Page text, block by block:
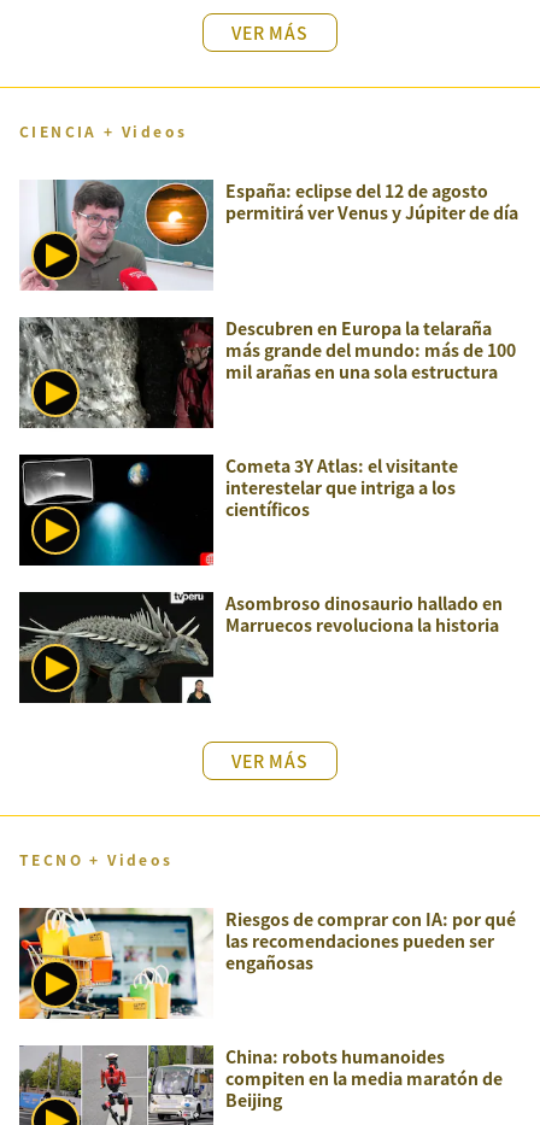
VER MÁS
CIENCIA + Videos
España: eclipse del 12 de agosto
permitirá ver Venus y Júpiter de día
Descubren en Europa la telaraña
más grande del mundo: más de 100
mil arañas en una sola estructura
Cometa 3Y Atlas: el visitante
interestelar que intriga a los
científicos
Asombroso dinosaurio hallado en
Marruecos revoluciona la historia
VER MÁS
TECNO + Videos
Riesgos de comprar con IA: por qué
las recomendaciones pueden ser
engañosas
China: robots humanoides
compiten en la media maratón de
Beijing